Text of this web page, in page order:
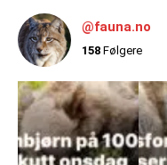
@fauna.no
158 Følgere